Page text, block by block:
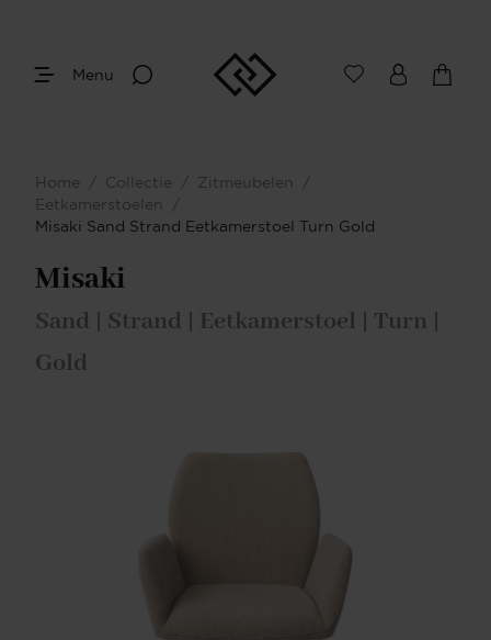
Menu
Home / Collectie / Zitmeubelen
/
Eetkamerstoelen
/
Misaki Sand Strand Eetkamerstoel Turn Gold
Misaki
Sand | Strand | Eetkamerstoel | Turn |
Gold